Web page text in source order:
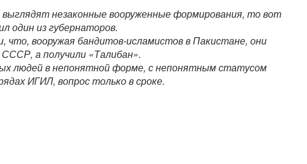
незаконные вооруженные формирования, то вот
один из губернаторов.
что, вооружая бандитов-исламистов в Пакистане, они
а получили «Талибан».
людей в непонятной форме, с непонятным статусом
ИГИЛ, вопрос только в сроке.